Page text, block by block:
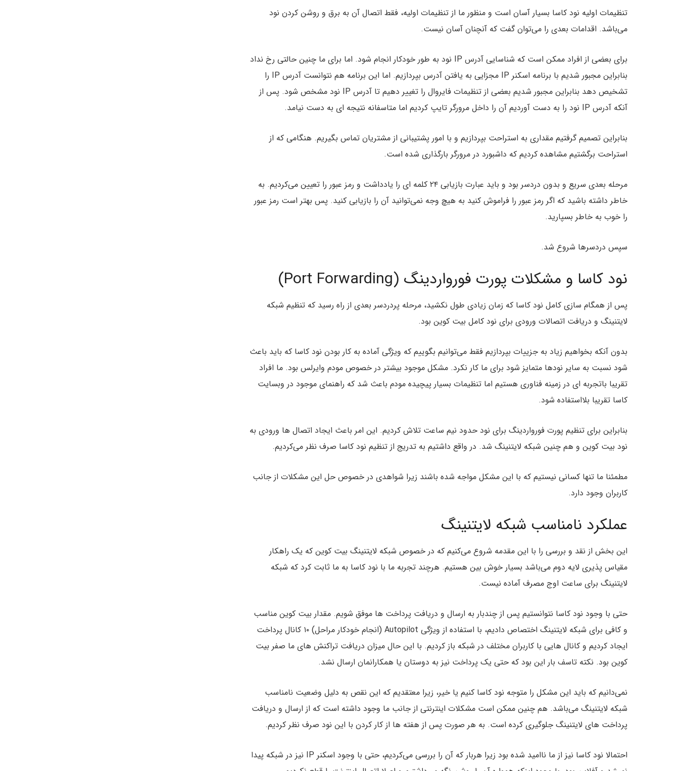
تنظیمات اولیه نود کاسا بسیار آسان است و منظور ما از تنظیمات اولیه، فقط اتصال آن به برق و روشن کردن نود
می‌باشد. اقدامات بعدی را می‌توان گفت که آنچنان آسان نیست.
برای بعضی از افراد ممکن است که شناسایی آدرس IP نود به طور خودکار انجام شود. اما برای ما چنین حالتی رخ نداد
بنابراین مجبور شدیم با برنامه اسکنر IP مجزایی به یافتن آدرس بپردازیم. اما این برنامه هم نتوانست آدرس IP را
تشخیص دهد بنابراین مجبور شدیم بعضی از تنظیمات فایروال را تغییر دهیم تا آدرس IP نود مشخص شود. پس از
آنکه آدرس IP نود را به دست آوردیم آن را داخل مرورگر تایپ کردیم اما متاسفانه نتیجه ای به دست نیامد.
بنابراین تصمیم گرفتیم مقداری به استراحت بپردازیم و با امور پشتیبانی از مشتریان تماس بگیریم. هنگامی که از
استراحت برگشتیم مشاهده کردیم که داشبورد در مرورگر بارگذاری شده است.
مرحله بعدی سریع و بدون دردسر بود و باید عبارت بازیابی ۲۴ کلمه ای را یادداشت و رمز عبور را تعیین می‌کردیم. به
خاطر داشته باشید که اگر رمز عبور را فراموش کنید به هیچ وجه نمی‌توانید آن را بازیابی کنید. پس بهتر است رمز عبور
را خوب به خاطر بسپارید.
سپس دردسرها شروع شد.
نود کاسا و مشکلات پورت فورواردینگ (Port Forwarding)
پس از همگام سازی کامل نود کاسا که زمان زیادی طول نکشید، مرحله پردردسر بعدی از راه رسید که تنظیم شبکه
لایتنینگ و دریافت اتصالات ورودی برای نود کامل بیت کوین بود.
بدون آنکه بخواهیم زیاد به جزییات بپردازیم فقط می‌توانیم بگوییم که ویژگی آماده به کار بودن نود کاسا که باید باعث
شود نسبت به سایر نودها متمایز شود برای ما کار نکرد. مشکل موجود بیشتر در خصوص مودم وایرلس بود. ما افراد
تقریبا باتجربه ای در زمینه فناوری هستیم اما تنظیمات بسیار پیچیده مودم باعث شد که راهنمای موجود در وبسایت
کاسا تقریبا بلااستفاده شود.
بنابراین برای تنظیم پورت فورواردینگ برای نود حدود نیم ساعت تلاش کردیم. این امر باعث ایجاد اتصال ها ورودی به
نود بیت کوین و هم چنین شبکه لایتنینگ شد. در واقع داشتیم به تدریج از تنظیم نود کاسا صرف نظر می‌کردیم.
مطمئنا ما تنها کسانی نیستیم که با این مشکل مواجه شده باشند زیرا شواهدی در خصوص حل این مشکلات از جانب
کاربران وجود دارد.
عملکرد نامناسب شبکه لایتنینگ
این بخش از نقد و بررسی را با این مقدمه شروع می‌کنیم که در خصوص شبکه لایتنینگ بیت کوین که یک راهکار
مقیاس پذیری لایه دوم می‌باشد بسیار خوش بین هستیم. هرچند تجربه ما با نود کاسا به ما ثابت کرد که شبکه
لایتنینگ برای ساعت اوج مصرف آماده نیست.
حتی با وجود نود کاسا نتوانستیم پس از چندبار به ارسال و دریافت پرداخت ها موفق شویم. مقدار بیت کوین مناسب
و کافی برای شبکه لایتنینگ اختصاص دادیم، با استفاده از ویژگی Autopilot (انجام خودکار مراحل) ۱۰ کانال پرداخت
ایجاد کردیم و کانال هایی با کاربران مختلف در شبکه باز کردیم. با این حال میزان دریافت تراکنش های ما صفر بیت
کوین بود. نکته تاسف بار این بود که حتی یک پرداخت نیز به دوستان یا همکارانمان ارسال نشد.
نمی‌دانیم که باید این مشکل را متوجه نود کاسا کنیم یا خیر، زیرا معتقدیم که این نقص به دلیل وضعیت نامناسب
شبکه لایتنینگ می‌باشد. هم چنین ممکن است مشکلات اینترنتی از جانب ما وجود داشته است که از ارسال و دریافت
پرداخت های لایتنینگ جلوگیری کرده است. به هر صورت پس از هفته ها از کار کردن با این نود صرف نظر کردیم.
احتمالا نود کاسا نیز از ما ناامید شده بود زیرا هربار که آن را بررسی می‌کردیم، حتی با وجود اسکنر IP نیز در شبکه پیدا